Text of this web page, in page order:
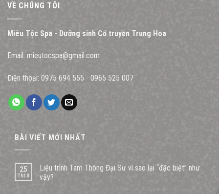
VỀ CHÚNG TÔI
Miêu Tộc Spa - Dưỡng sinh Cổ truyền Trung Hoa
Email: mieutocspa@gmail.com
Điện thoại: 0975 694 555 - 0965 525 007
BÀI VIẾT MỚI NHẤT
25
Th10
Liệu trình Tam Thông Đại Sư vì sao lại “đặc biệt” như
vậy?